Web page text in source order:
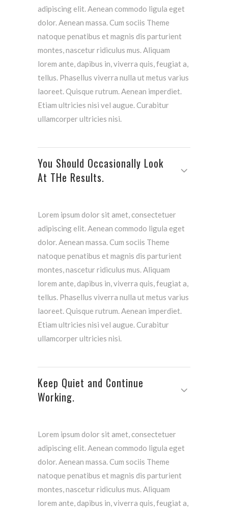
adipiscing elit. Aenean commodo ligula eget
dolor. Aenean massa. Cum sociis Theme
natoque penatibus et magnis dis parturient
montes, nascetur ridiculus mus. Aliquam
lorem ante, dapibus in, viverra quis, feugiat a,
tellus. Phasellus viverra nulla ut metus varius
laoreet. Quisque rutrum. Aenean imperdiet.
Etiam ultricies nisi vel augue. Curabitur
ullamcorper ultricies nisi.
You Should Occasionally Look
At THe Results.
Lorem ipsum dolor sit amet, consectetuer
adipiscing elit. Aenean commodo ligula eget
dolor. Aenean massa. Cum sociis Theme
natoque penatibus et magnis dis parturient
montes, nascetur ridiculus mus. Aliquam
lorem ante, dapibus in, viverra quis, feugiat a,
tellus. Phasellus viverra nulla ut metus varius
laoreet. Quisque rutrum. Aenean imperdiet.
Etiam ultricies nisi vel augue. Curabitur
ullamcorper ultricies nisi.
Keep Quiet and Continue
Working.
Lorem ipsum dolor sit amet, consectetuer
adipiscing elit. Aenean commodo ligula eget
dolor. Aenean massa. Cum sociis Theme
natoque penatibus et magnis dis parturient
montes, nascetur ridiculus mus. Aliquam
lorem ante, dapibus in, viverra quis, feugiat a,